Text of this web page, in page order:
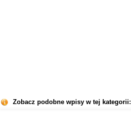
Zobacz podobne wpisy w tej kategorii: